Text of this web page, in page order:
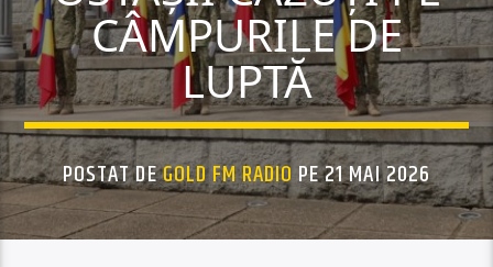
CÂMPURILE DE
LUPTĂ
POSTAT DEGOLD FM RADIO PE 21 MAI 2026